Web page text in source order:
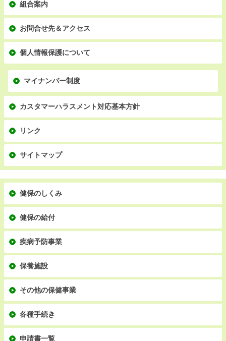
組合案内
お問合せ先＆アクセス
個人情報保護について
マイナンバー制度
カスタマーハラスメント対応基本方針
リンク
サイトマップ
健保のしくみ
健保の給付
疾病予防事業
保養施設
その他の保健事業
各種手続き
申請書一覧